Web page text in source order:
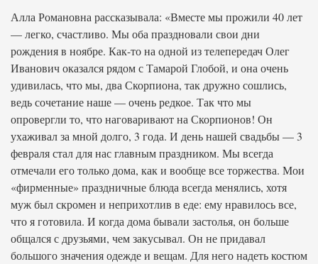
Алла Романовна рассказывала: «Вместе мы прожили 40 лет
— легко, счастливо. Мы оба праздновали свои дни
рождения в ноябре. Как-то на одной из телепередач Олег
Иванович оказался рядом с Тамарой Глобой, и она очень
удивилась, что мы, два Скорпиона, так дружно сошлись,
ведь сочетание наше — очень редкое. Так что мы
опровергли то, что наговаривают на Скорпионов! Он
ухаживал за мной долго, 3 года. И день нашей свадьбы — 3
февраля стал для нас главным праздником. Мы всегда
отмечали его только дома, как и вообще все торжества. Мои
«фирменные» праздничные блюда всегда менялись, хотя
муж был скромен и неприхотлив в еде: ему нравилось все,
что я готовила. И когда дома бывали застолья, он больше
общался с друзьями, чем закусывал. Он не придавал
большого значения одежде и вещам. Для него надеть костюм